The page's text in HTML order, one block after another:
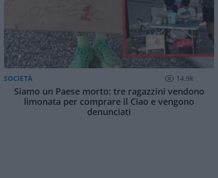
SOCIETÀ 14.9k
Siamo un Paese morto: tre ragazzini vendono
limonata per comprare il Ciao e vengono
denunciati